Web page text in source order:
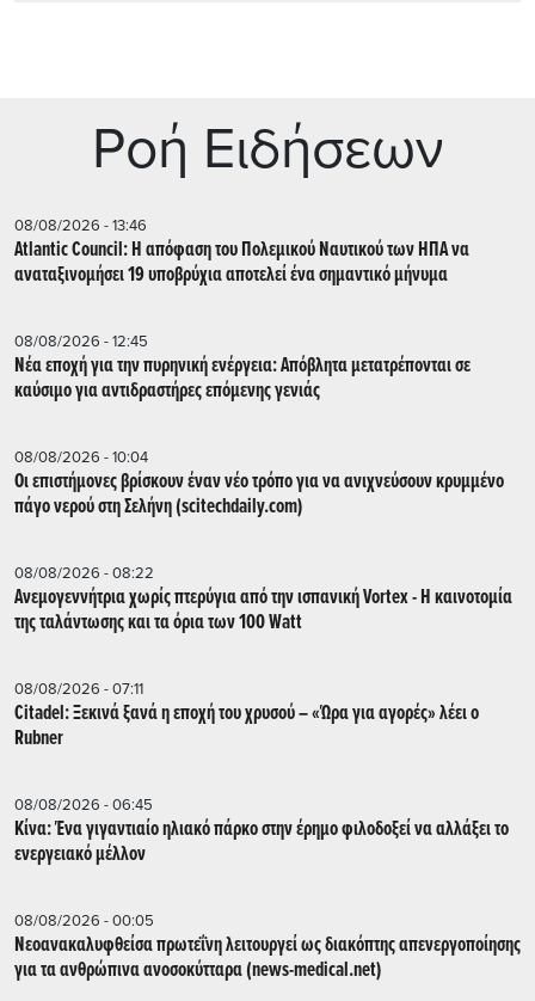
Ρoή Ειδήσεων
08/08/2026 - 13:46
Atlantic Council: Η απόφαση του Πολεμικού Ναυτικού των ΗΠΑ να
αναταξινομήσει 19 υποβρύχια αποτελεί ένα σημαντικό μήνυμα
08/08/2026 - 12:45
Νέα εποχή για την πυρηνική ενέργεια: Απόβλητα μετατρέπονται σε
καύσιμο για αντιδραστήρες επόμενης γενιάς
08/08/2026 - 10:04
Οι επιστήμονες βρίσκουν έναν νέο τρόπο για να ανιχνεύσουν κρυμμένο
πάγο νερού στη Σελήνη (scitechdaily.com)
08/08/2026 - 08:22
Ανεμογεννήτρια χωρίς πτερύγια από την ισπανική Vortex - Η καινοτομία
της ταλάντωσης και τα όρια των 100 Watt
08/08/2026 - 07:11
Citadel: Ξεκινά ξανά η εποχή του χρυσού – «Ώρα για αγορές» λέει ο
Rubner
08/08/2026 - 06:45
Κίνα: Ένα γιγαντιαίο ηλιακό πάρκο στην έρημο φιλοδοξεί να αλλάξει το
ενεργειακό μέλλον
08/08/2026 - 00:05
Νεοανακαλυφθείσα πρωτεΐνη λειτουργεί ως διακόπτης απενεργοποίησης
για τα ανθρώπινα ανοσοκύτταρα (news-medical.net)